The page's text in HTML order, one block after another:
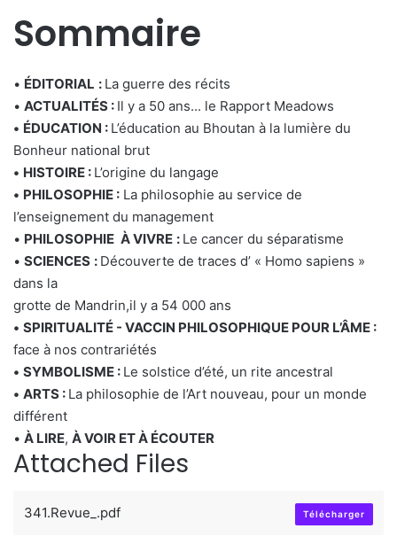
Sommaire
• ÉDITORIAL : La guerre des récits
• ACTUALITÉS : Il y a 50 ans... le Rapport Meadows
• ÉDUCATION : L’éducation au Bhoutan à la lumière du
Bonheur national brut
• HISTOIRE : L’origine du langage
• PHILOSOPHIE : La philosophie au service de
l’enseignement du management
• PHILOSOPHIE À VIVRE : Le cancer du séparatisme
• SCIENCES : Découverte de traces d’ « Homo sapiens »
dans la
grotte de Mandrin,il y a 54 000 ans
• SPIRITUALITÉ - VACCIN PHILOSOPHIQUE POUR L’ÂME :
face à nos contrariétés
• SYMBOLISME : Le solstice d’été, un rite ancestral
• ARTS : La philosophie de l’Art nouveau, pour un monde
différent
• À LIRE, ÀVOIR ET À ÉCOUTER
Attached Files
341.Revue_.pdf Télécharger